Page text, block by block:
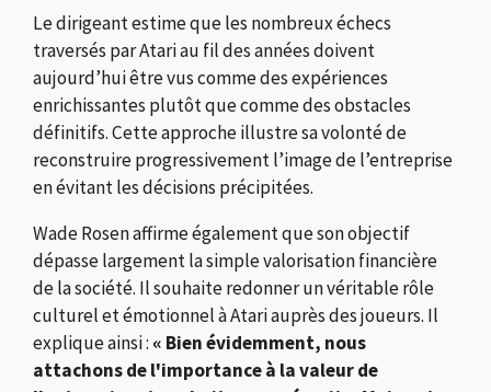
Le dirigeant estime que les nombreux échecs
traversés par Atari au fil des années doivent
aujourd’hui être vus comme des expériences
enrichissantes plutôt que comme des obstacles
définitifs. Cette approche illustre sa volonté de
reconstruire progressivement l’image de l’entreprise
en évitant les décisions précipitées.
Wade Rosen affirme également que son objectif
dépasse largement la simple valorisation financière
de la société. Il souhaite redonner un véritable rôle
culturel et émotionnel à Atari auprès des joueurs. Il
explique ainsi : « Bien évidemment, nous
attachons de l'importance à la valeur de